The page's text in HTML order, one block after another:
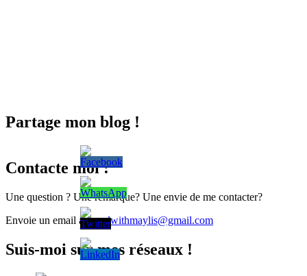
Partage mon blog !
Contacte moi :
Une question ? Une remarque? Une envie de me contacter?
Envoie un email àtravelwithmaylis@gmail.com
Suis-moi sur mes réseaux !